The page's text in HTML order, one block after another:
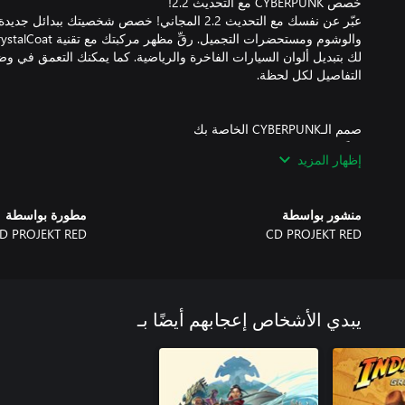
عبّر عن نفسك مع التحديث 2.2 المجاني! خصص شخصيتك
لك بتبديل ألوان السيارات الفاخرة والرياضية. كما يمكنك التعمق في
تقمَّص شخصية مرتزقة حضري خارج عن القانون ومُجهز بالتعزيزات
تعج نايت سيتي بالأنشطة التي يمكنك القيام بها، والأماكن التي يمكن
انغمس في نايت سيتي بشكل لم يسبق له مثيل بفضل أوقات التحميل
إظهار المزيد
منشور بواسطة
CD PROJEKT RED
مطورة بواسطة
PROJEKT RED
يبدي الأشخاص إعجابهم أيضًا بـ